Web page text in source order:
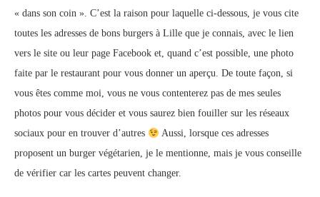
« dans son coin ». C’est la raison pour laquelle ci-dessous, je vous cite
toutes les adresses de bons burgers à Lille que je connais, avec le lien
vers le site ou leur page Facebook et, quand c’est possible, une photo
faite par le restaurant pour vous donner un aperçu. De toute façon, si
vous êtes comme moi, vous ne vous contenterez pas de mes seules
photos pour vous décider et vous saurez bien fouiller sur les réseaux
sociaux pour en trouver d’autres
Aussi, lorsque ces adresses
proposent un burger végétarien, je le mentionne, mais je vous conseille
de vérifier car les cartes peuvent changer.